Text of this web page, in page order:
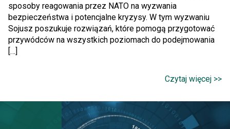
sposoby reagowania przez NATO na wyzwania
bezpieczeństwa i potencjalne kryzysy. W tym wyzwaniu
Sojusz poszukuje rozwiązań, które pomogą przygotować
przywódców na wszystkich poziomach do podejmowania
[…]
Czytaj więcej >>